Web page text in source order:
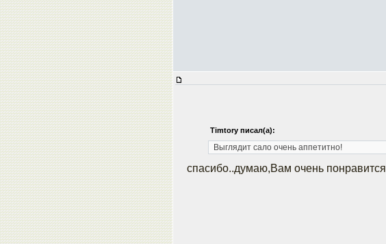
Timtory писал(а):
Выглядит сало очень аппетитно!
спасибо..думаю,Вам очень понравится